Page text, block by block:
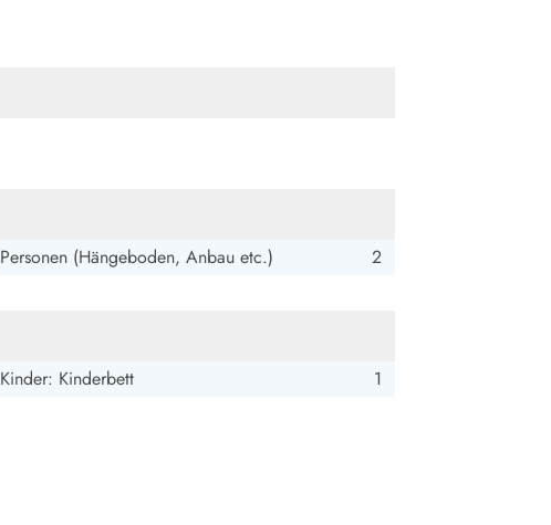
Personen (Hängeboden, Anbau etc.) 2
Kinder: Kinderbett 1